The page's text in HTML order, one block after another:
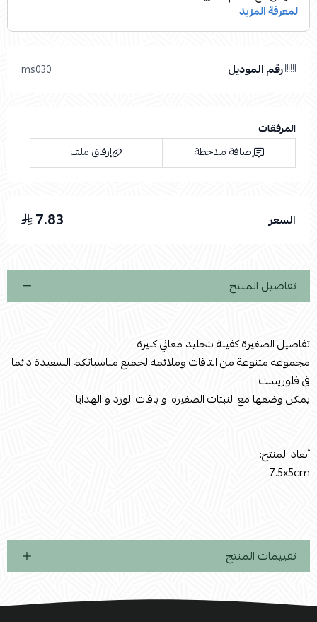
رقم الموديل ms030
المرفقات
إضافة ملاحظة
إرفاق ملف
السعر 7.83
تفاصيل المنتج
تفاصيل الصغيرة كفيلة بتخليد معاني كبيرة
مجموعه متنوعة من التاقات وملائمه لجميع مناسباتكم السعيدة دائما
في فلوريست
يمكن وضعها مع النبتات الصغيره او باقات الورد و الهدايا
أبعاد المنتج:
7.5x5cm
تقييمات المنتج